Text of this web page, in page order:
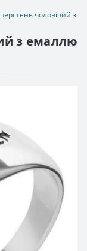
чоловічий з
з емаллю